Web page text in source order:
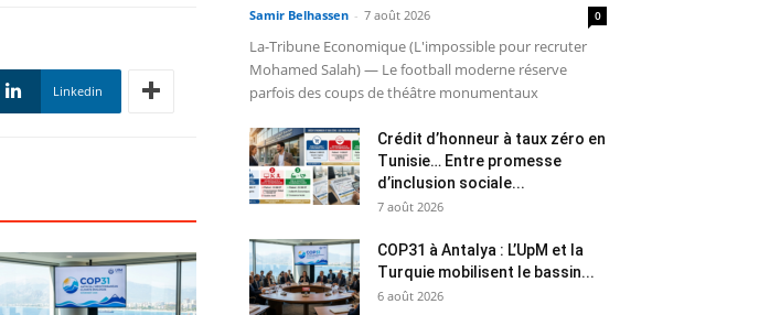
Linkedin
Samir Belhassen - 7 août 2026 0
La-Tribune Economique (L'impossible pour recruter
Mohamed Salah) — Le football moderne réserve
parfois des coups de théâtre monumentaux
Crédit d’honneur à taux zéro en
Tunisie… Entre promesse
d’inclusion sociale...
7 août 2026
COP31 à Antalya : L’UpM et la
Turquie mobilisent le bassin...
6 août 2026